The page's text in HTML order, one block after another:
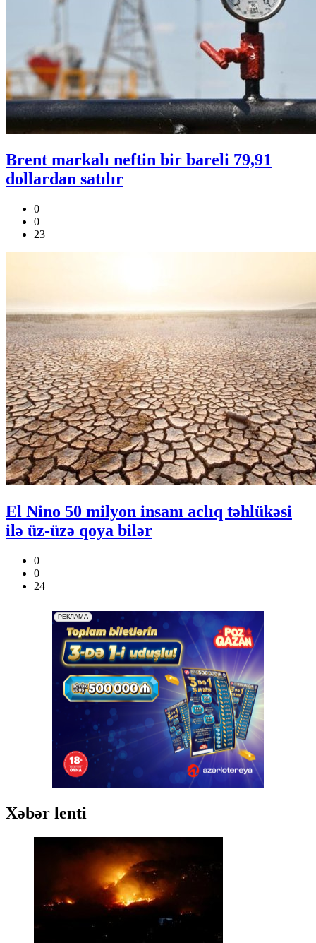
Brent markalı neftin bir bareli 79,91
dollardan satılır
0
0
23
El Nino 50 milyon insanı aclıq təhlükəsi
ilə üz-üzə qoya bilər
0
0
24
Xəbər lenti